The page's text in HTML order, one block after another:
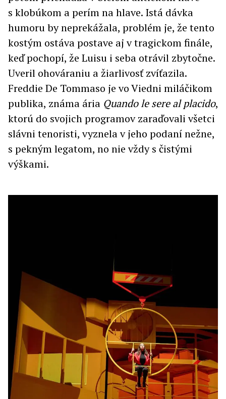
s klobúkom a perím na hlave. Istá dávka
humoru by neprekážala, problém je, že tento
kostým ostáva postave aj v tragickom finále,
keď pochopí, že Luisu i seba otrávil zbytočne.
Uveril ohováraniu a žiarlivosť zvíťazila.
Freddie De Tommaso je vo Viedni miláčikom
publika, známa ária Quando le sere al placido,
ktorú do svojich programov zaraďovali všetci
slávni tenoristi, vyznela v jeho podaní nežne,
s pekným legatom, no nie vždy s čistými
výškami.